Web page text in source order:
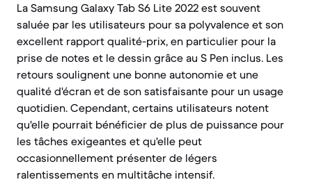
La Samsung Galaxy Tab S6 Lite 2022 est souvent
saluée par les utilisateurs pour sa polyvalence et son
excellent rapport qualité-prix, en particulier pour la
prise de notes et le dessin grâce au S Pen inclus. Les
retours soulignent une bonne autonomie et une
qualité d'écran et de son satisfaisante pour un usage
quotidien. Cependant, certains utilisateurs notent
qu'elle pourrait bénéficier de plus de puissance pour
les tâches exigeantes et qu'elle peut
occasionnellement présenter de légers
ralentissements en multitâche intensif.